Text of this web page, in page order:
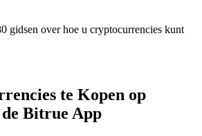
als onderpand
gidsen over hoe u cryptocurrencies kunt
te Kopen op
Bitrue App